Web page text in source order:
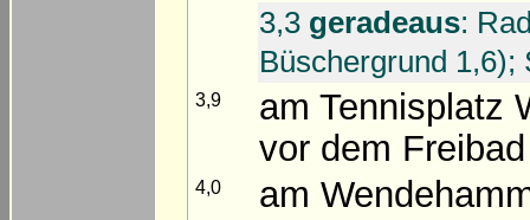
3,3 geradeaus:
Büschergrund 1,6);
3,9
am Tennisplatz
vor dem
4,0
am